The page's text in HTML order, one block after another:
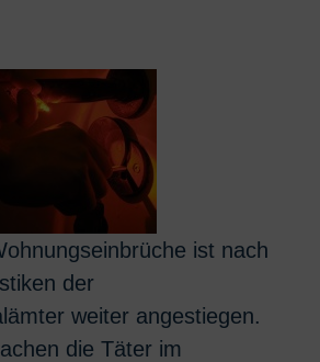
ist nach
der
weiter angestiegen.
die Täter im